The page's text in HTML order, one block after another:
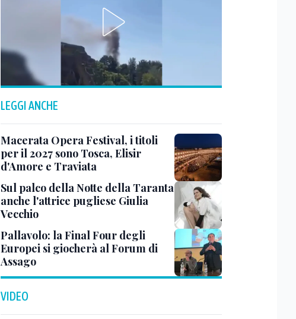
LEGGI ANCHE
Macerata Opera Festival, i titoli
per il 2027 sono Tosca, Elisir
d'Amore e Traviata
Sul palco della Notte della Taranta
anche l'attrice pugliese Giulia
Vecchio
Pallavolo: la Final Four degli
Europei si giocherà al Forum di
Assago
VIDEO